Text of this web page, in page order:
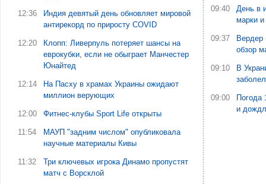
12:36
Индия девятый день обновляет мировой
антирекорд по приросту COVID
12:20
Клопп: Ливерпуль потеряет шансы на
еврокубки, если не обыграет Манчестер
Юнайтед
12:14
На Пасху в храмах Украины ожидают
миллион верующих
12:00 Фитнес-клубы Sport Life открыты
11:54
МАУП "задним числом" опубликовала
научные материалы Кивы
11:32
Три ключевых игрока Динамо пропустят
матч с Ворсклой
09:40
День в
марки и
09:37
Вердер
обзор
09:10
В
09:00
Погода
и